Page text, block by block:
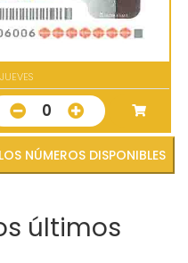
0
VER TODOS LOS NÚMEROS DISPONIBLES
últimos